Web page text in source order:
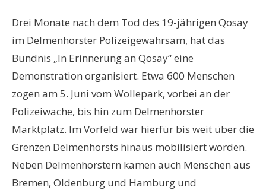
Drei Monate nach dem Tod des 19-jährigen Qosay
im Delmenhorster Polizeigewahrsam, hat das
Bündnis „In Erinnerung an Qosay“ eine
Demonstration organisiert. Etwa 600 Menschen
zogen am 5. Juni vom Wollepark, vorbei an der
Polizeiwache, bis hin zum Delmenhorster
Marktplatz. Im Vorfeld war hierfür bis weit über die
Grenzen Delmenhorsts hinaus mobilisiert worden.
Neben Delmenhorstern kamen auch Menschen aus
Bremen, Oldenburg und Hamburg und